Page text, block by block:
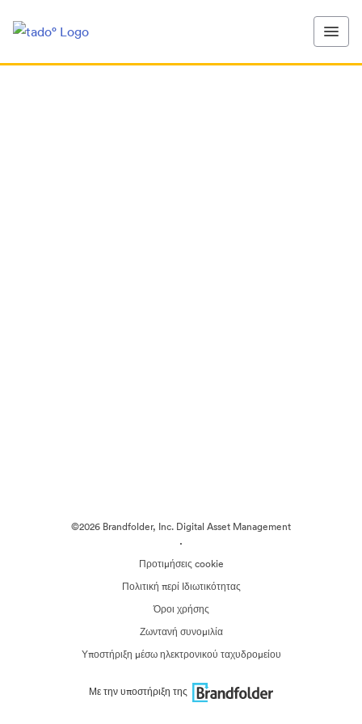
©2026 Brandfolder, Inc. Digital Asset Management
·
Προτιμήσεις cookie
Πολιτική περί Ιδιωτικότητας
Όροι χρήσης
Ζωντανή συνομιλία
Υποστήριξη μέσω ηλεκτρονικού ταχυδρομείου
Με την υποστήριξη της